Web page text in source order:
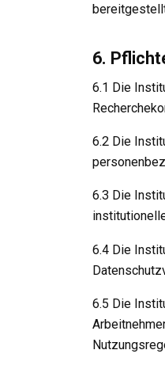
6.
6.1 Die
6.2 Die
6.3 Die
6.4 Die
6.5 Die